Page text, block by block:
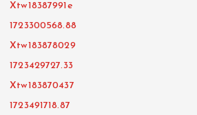
Xtw18387991e
1723300568.88
Xtw183878029
1723429727.33
Xtw183870437
1723491718.87